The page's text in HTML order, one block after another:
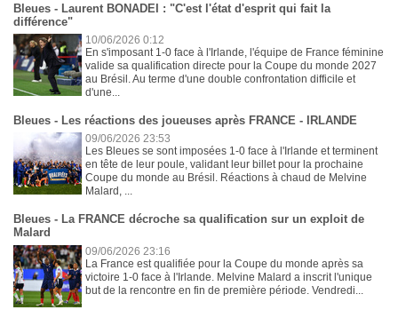
Bleues - Laurent BONADEI : "C'est l'état d'esprit qui fait la
différence"
10/06/2026 0:12
En s'imposant 1-0 face à l'Irlande, l'équipe de France féminine
valide sa qualification directe pour la Coupe du monde 2027
au Brésil. Au terme d'une double confrontation difficile et
d'une...
Bleues - Les réactions des joueuses après FRANCE - IRLANDE
09/06/2026 23:53
Les Bleues se sont imposées 1-0 face à l'Irlande et terminent
en tête de leur poule, validant leur billet pour la prochaine
Coupe du monde au Brésil. Réactions à chaud de Melvine
Malard, ...
Bleues - La FRANCE décroche sa qualification sur un exploit de
Malard
09/06/2026 23:16
La France est qualifiée pour la Coupe du monde après sa
victoire 1-0 face à l'Irlande. Melvine Malard a inscrit l'unique
but de la rencontre en fin de première période. Vendredi...